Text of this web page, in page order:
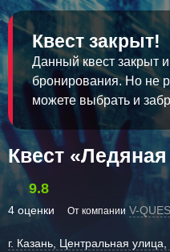
Квест закрыт!
Данный квест закрыт
бронирования. Но не
можете выбрать и
Квест
9.8
4 оценки От компании V-
г. Казань, Центральная улица,